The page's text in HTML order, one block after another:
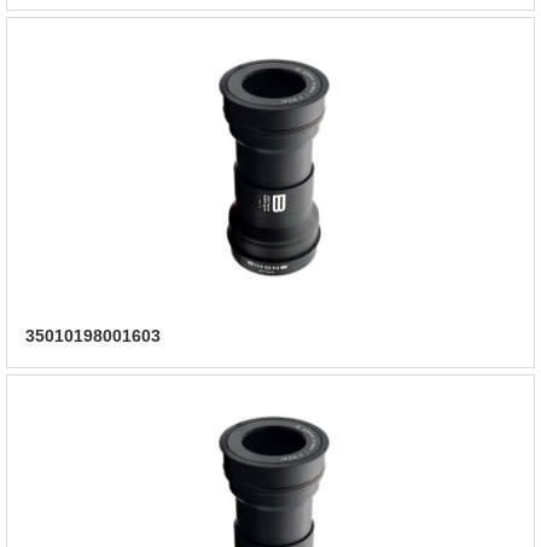
35010198001603